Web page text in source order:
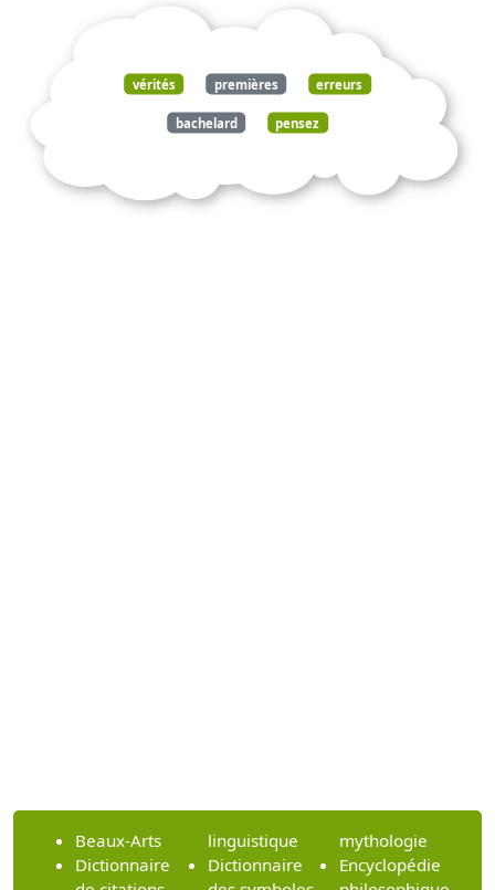
vérités premières erreurs
bachelard pensez
Beaux-Arts
Dictionnaire
linguistique
Dictionnaire
mythologie
Encyclopédie